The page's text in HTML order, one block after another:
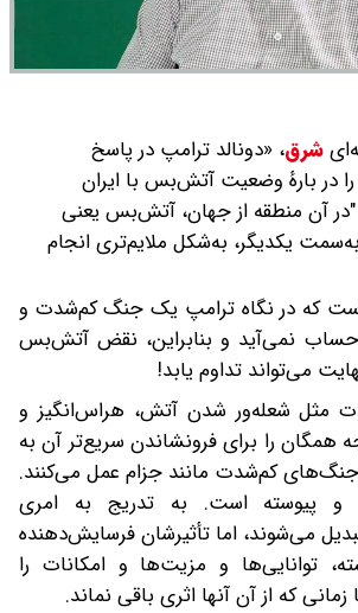
شرق، «دونالد ترامپ در پاسخ
در بارهٔ وضعیت آتش‌بس با ایران
آن منطقه از جهان، آتش‌بس یعنی
یکدیگر، به‌شکل ملایم‌تری انجام
که در نگاه ترامپ یک جنگ کم‌شدت و
نمی‌آید و بنابراین، نقض آتش‌بس
می‌تواند تداوم یابد!
مثل شعله‌ور شدن آتش، هراس‌انگیز و
را برای فرونشاندن سریع‌تر آن به
کم‌شدت مانند جزام عمل می‌کنند.
پیوسته است. به تدریج به امری
می‌شوند، اما تأثیرشان فرسایش‌دهنده
توانایی‌ها و مزیت‌ها و امکانات را
که از آن آنها اثری باقی نماند.